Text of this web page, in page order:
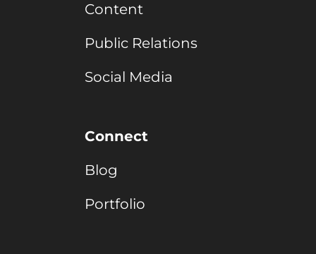
Content
Public Relations
Social Media
Connect
Blog
Portfolio